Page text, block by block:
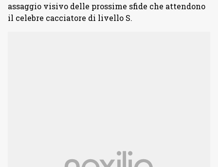
assaggio visivo delle prossime sfide che attendono
il celebre cacciatore di livello S.